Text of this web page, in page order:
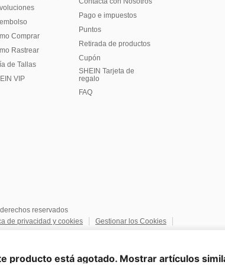
Comprar
Rastrear
de Tallas
VIP
Pago e impuestos
Puntos
Retirada de productos
Cupón
SHEIN Tarjeta de
regalo
FAQ
reservados
de privacidad y cookies
Gestionar los Cookies
producto está agotado. Mostrar artículos